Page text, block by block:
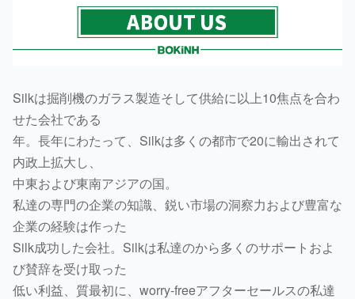
Silkは掘削機のガラス製造そして供給に以上10焦点を合わ
せた会社である
年。長年にわたって、Silkは多くの都市で20に輸出されて
内政上拡大し、
中東および東南アジアの国。
私達の専門の企業の知識、鋭い市場の洞察力および豊富な
企業の経験は作った
Silk成功した会社。Silkは私達のから多くのサポートおよ
び賛辞を受け取った
低い利益、質最初に、worry-freeアフターセールスの私達